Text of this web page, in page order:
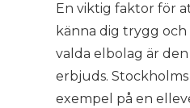
En viktig faktor för
känna dig trygg
valda elbolag är
erbjuds.
exempel på en